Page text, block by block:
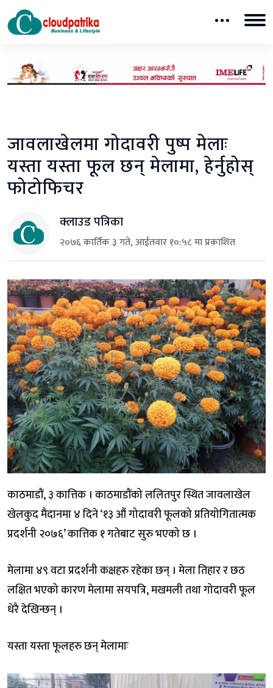
जावलाखेलमा गोदावरी पुष्प मेलाः
यस्ता यस्ता फूल छन् मेलामा, हेर्नुहोस्
फोटोफिचर
क्लाउड पत्रिका
२०७६ कार्तिक ३ गते, आईतवार १०:५८ मा प्रकाशित
काठमाडौं, ३ कात्तिक । काठमाडौंको ललितपुर स्थित जावलाखेल
खेलकुद मैदानमा ४ दिने ‘१३ औं गोदावरी फूलको प्रतियोगितात्मक
प्रदर्शनी २०७६’ कात्तिक १ गतेबाट सुरु भएको छ ।
मेलामा ४९ वटा प्रदर्शनी कक्षहरु रहेका छन् । मेला तिहार र छठ
लक्षित भएको कारण मेलामा सयपत्रि, मखमली तथा गोदावरी फूल
धेरै देखिन्छन् ।
यस्ता यस्ता फूलहरु छन् मेलामाः